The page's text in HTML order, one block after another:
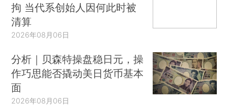
拘 当代系创始人因何此时被
清算
2026年08月06日
分析｜贝森特操盘稳日元，操
作巧思能否撬动美日货币基本
面
2026年08月06日